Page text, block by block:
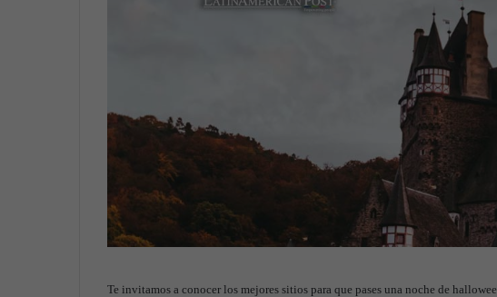
a
Te invitamos a conocer los mejores sitios para que pases una noche de